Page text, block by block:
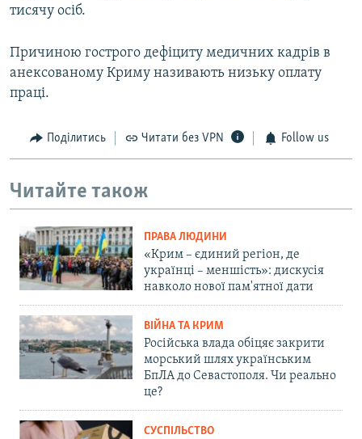
тисячу осіб.
Причиною гострого дефіциту медичних кадрів в
анексованому Криму називають низьку оплату
праці.
Поділитись Читати без VPN Follow us
Читайте також
ПРАВА ЛЮДИНИ
«Крим – єдиний регіон, де
українці – меншість»: дискусія
навколо нової пам'ятної дати
ВІЙНА ТА КРИМ
Російська влада обіцяє закрити
морський шлях українським
БпЛА до Севастополя. Чи реально
це?
СУСПІЛЬСТВО